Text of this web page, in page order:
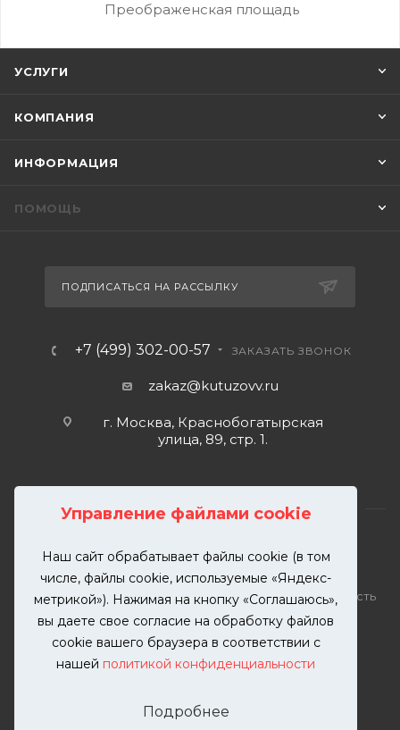
Управление файлами cookie
Наш сайт обрабатывает файлы cookie (в том
числе, файлы cookie, используемые «Яндекс-
метрикой»). Нажимая на кнопку «Соглашаюсь»,
вы даете свое согласие на обработку файлов
cookie вашего браузера в соответствии с
нашей политикой конфиденциальности
Подробнее
Преображенская площадь
УСЛУГИ
КОМПАНИЯ
ИНФОРМАЦИЯ
ПОМОЩЬ
ПОДПИСАТЬСЯ НА РАССЫЛКУ
+7 (499) 302-00-57 ЗАКАЗАТЬ ЗВОНОК
zakaz@kutuzovv.ru
г. Москва, Краснобогатырская
улица, 89, стр. 1.
2026 © KUTUZOVV | Кузовной ремонт и покраска
автомобилей. Вся информация на сайте – собственность
ООО "КУТУЗОВВ"
Публикация информации с сайта KUTUZOVV.RU без
разрешения запрещена. Все права защищены.
Почта: zakaz@kutuzovv.ru